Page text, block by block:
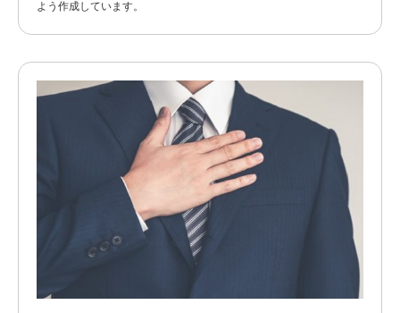
よう作成しています。